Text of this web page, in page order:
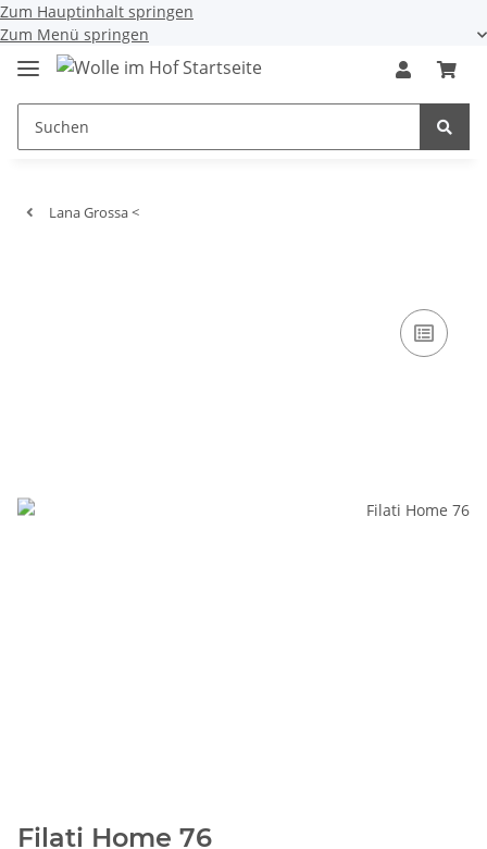
Zum Hauptinhalt springen
Zum Menü springen
Lana Grossa <
Filati Home 76